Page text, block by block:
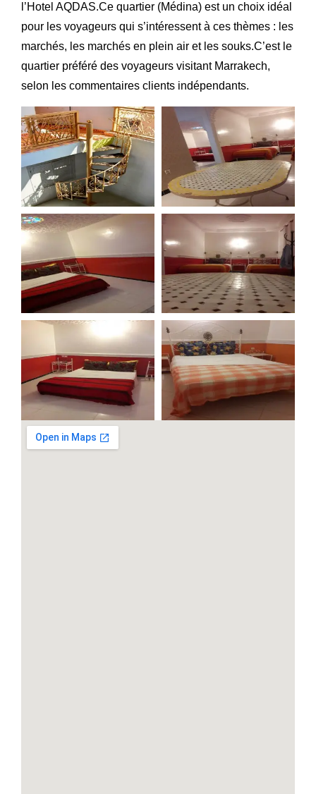
l’Hotel AQDAS.Ce quartier (Médina) est un choix idéal
pour les voyageurs qui s’intéressent à ces thèmes : les
marchés, les marchés en plein air et les souks.C’est le
quartier préféré des voyageurs visitant Marrakech,
selon les commentaires clients indépendants.